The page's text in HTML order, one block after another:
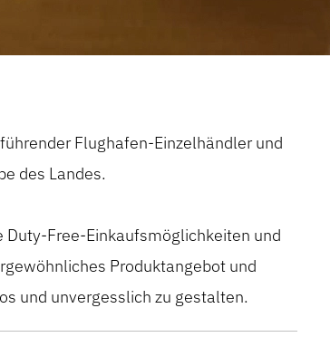
Flughafen-Einzelhändler und
des Landes.
Free-Einkaufsmöglichkeiten und
Produktangebot und
und unvergesslich zu gestalten.